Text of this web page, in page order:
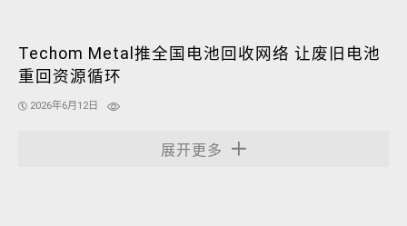
Techom Metal推全国电池回收网络 让废旧电池
重回资源循环
2026年6月12日
展开更多